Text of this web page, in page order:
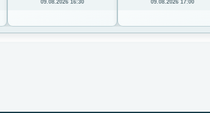
09.08.2026 16:30 09.08.2026 17:00